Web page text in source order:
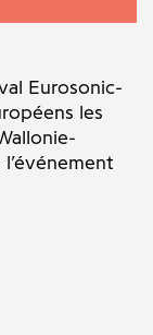
Eurosonic-
les